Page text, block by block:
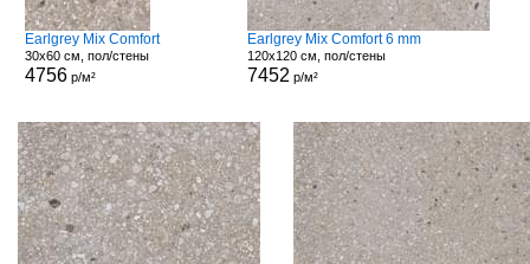
Earlgrey Mix Comfort
30x60 см, пол/стены
4756р/м²
Earlgrey Mix Comfort 6 mm
120x120 см, пол/стены
7452 р/м²